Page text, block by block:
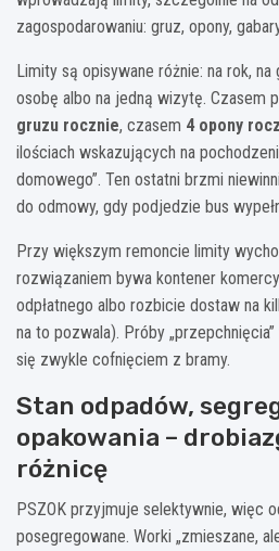
zagospodarowaniu: gruz, opony,
Limity są opisywane różnie: na rok,
osobę albo na jedną wizytę. Czasem
gruzu rocznie, czasem 4 opony
ilościach wskazujących na
domowego”. Ten ostatni brzmi
do odmowy, gdy podjedzie bus
Przy większym remoncie limity
rozwiązaniem bywa kontener
odpłatnego albo rozbicie dostaw na
na to pozwala). Próby
się zwykle cofnięciem z bramy.
Stan odpadów,
opakowania –
różnicę
PSZOK przyjmuje selektywnie, więc
posegregowane. Worki „zmieszane,